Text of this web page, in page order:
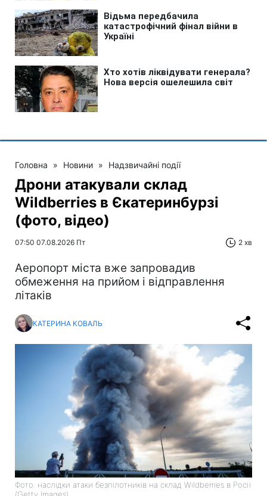
Головна » Новини » Надзвичайні події
Дрони атакували склад
Wildberries в Єкатеринбурзі
(фото, відео)
07:50 07.08.2026 Пт 2 хв
Аеропорт міста вже запровадив
обмеження на прийом і відправлення
літаків
КАТЕРИНА КОВАЛЬ
Фото: наслідки атаки безпілотників на склад Wildberries в Росії